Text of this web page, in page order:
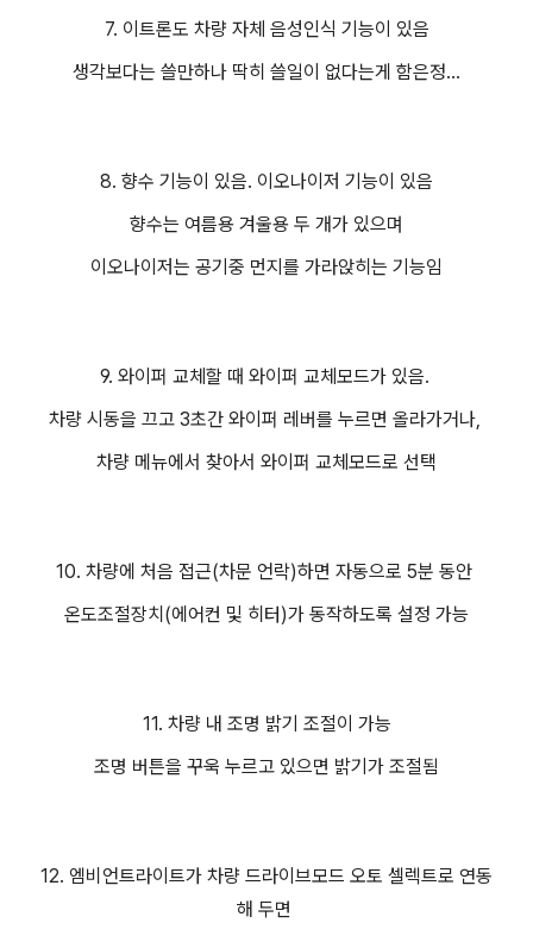
7. 이트론도 차량 자체 음성인식 기능이 있음
생각보다는 쓸만하나 딱히 쓸일이 없다는게 함은정...
8. 향수 기능이 있음. 이오나이저 기능이 있음
향수는 여름용 겨울용 두 개가 있으며
이오나이저는 공기중 먼지를 가라앉히는 기능임
9. 와이퍼 교체할 때 와이퍼 교체모드가 있음.
차량 시동을 끄고 3초간 와이퍼 레버를 누르면 올라가거나,
차량 메뉴에서 찾아서 와이퍼 교체모드로 선택
10. 차량에 처음 접근(차문 언락)하면 자동으로 5분 동안
온도조절장치(에어컨 및 히터)가 동작하도록 설정 가능
11. 차량 내 조명 밝기 조절이 가능
조명 버튼을 꾸욱 누르고 있으면 밝기가 조절됨
12. 엠비언트라이트가 차량 드라이브모드 오토 셀렉트로 연동
해 두면